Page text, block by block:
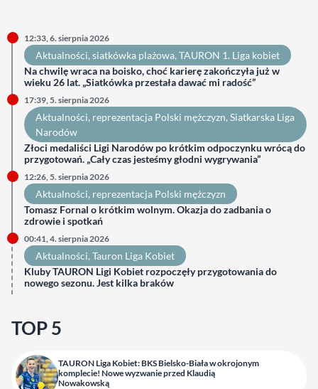
12:33, 6. sierpnia 2026
Aktualności, siatkówka plażowa, TAURON 1. Liga kobiet
Na chwilę wraca na boisko, choć karierę zakończyła już w
wieku 26 lat. „Siatkówka przestała dawać mi radość”
17:39, 5. sierpnia 2026
Aktualności, reprezentacja Polski mężczyzn, Siatkarska Liga
Narodów
Złoci medaliści Ligi Narodów po krótkim odpoczynku wrócą do
przygotowań. „Cały czas jesteśmy głodni wygrywania”
12:26, 5. sierpnia 2026
Aktualności, reprezentacja Polski mężczyzn
Tomasz Fornal o krótkim wolnym. Okazja do zadbania o
zdrowie i spotkań
00:41, 4. sierpnia 2026
Aktualności, Tauron Liga Kobiet
Kluby TAURON Ligi Kobiet rozpoczęły przygotowania do
nowego sezonu. Jest kilka braków
TOP 5
TAURON Liga Kobiet: BKS Bielsko-Biała w okrojonym
komplecie! Nowe wyzwanie przed Klaudią
Nowakowską